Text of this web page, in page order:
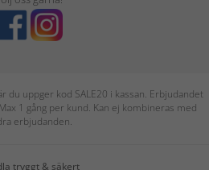
du uppger kod SALE20 i kassan. Erbjudandet
1 gång per kund. Kan ej kombineras med
erbjudanden.
tryggt & säkert